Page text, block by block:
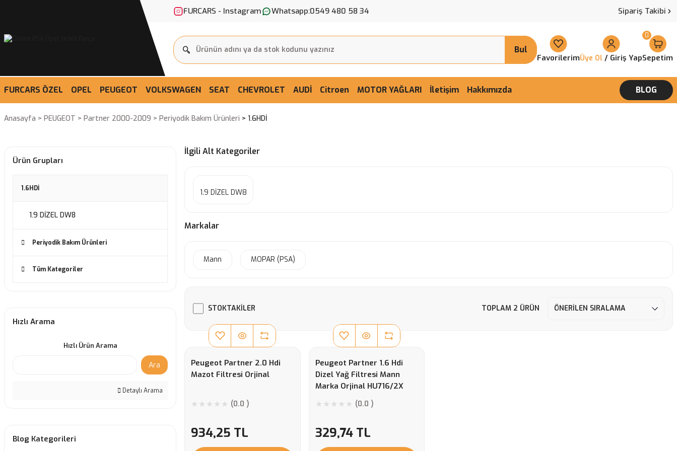
FURCARS - Instagram Whatsapp:0549 480 58 34 Sipariş Takibi
Bul
FavorilerimÜye Ol / Giriş YapSepetim
0
FURCARS ÖZEL OPEL PEUGEOT VOLKSWAGEN SEAT CHEVROLET AUDİ Citroen MOTOR YAĞLARI İletişim Hakkımızda BLOG
Anasayfa PEUGEOT Partner 2000-2009 Periyodik Bakım Ürünleri 1.6HDİ
Ürün Grupları
1.6HDİ
1.9 DİZEL DW8
Periyodik Bakım Ürünleri
Tüm Kategoriler
Hızlı Arama
Hızlı Ürün Arama
Ara
Detaylı Arama
Blog Kategorileri
İlgili Alt Kategoriler
1.9 DİZEL DW8
Markalar
Mann MOPAR (PSA)
STOKTAKILER TOPLAM 2 ÜRÜN
Peugeot Partner 2.0 Hdi
Mazot Filtresi Orjinal
(0.0 )
934,25 TL
Peugeot Partner 1.6 Hdi
Dizel Yağ Filtresi Mann
Marka Orjinal HU716/2X
(0.0 )
329,74 TL